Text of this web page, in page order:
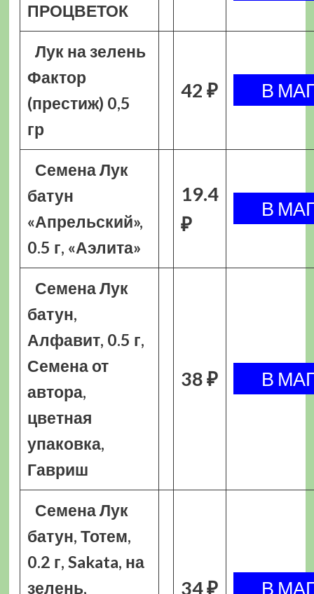
ПРОЦВЕТОК
Лук на зелень
Фактор
(престиж) 0,5
гр
42 ₽
Семена Лук
батун
«Апрельский»,
0.5 г, «Аэлита»
19.4
₽
Семена Лук
батун,
Алфавит, 0.5 г,
Семена от
автора,
цветная
упаковка,
Гавриш
38 ₽
Семена Лук
батун, Тотем,
0.2 г, Sakata, на
зелень,
34 ₽